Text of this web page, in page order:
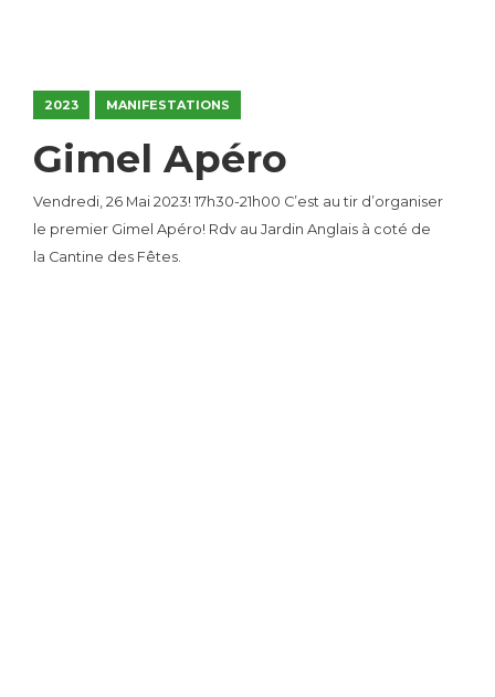
2023 MANIFESTATIONS
Gimel Apéro
Vendredi, 26 Mai 2023! 17h30-21h00 C’est au tir d’organiser
le premier Gimel Apéro! Rdv au Jardin Anglais à coté de
la Cantine des Fêtes.